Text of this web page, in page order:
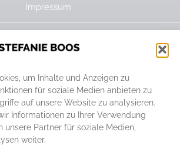
um Inhalte und Anzeigen zu
für soziale Medien anbieten zu
auf unsere Website zu analysieren.
Informationen zu Ihrer Verwendung
unsere Partner für soziale Medien,
weiter.
Impressum